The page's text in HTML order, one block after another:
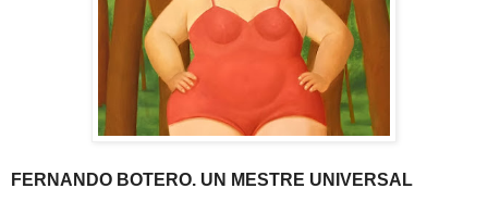
FERNANDO BOTERO. UN MESTRE UNIVERSAL